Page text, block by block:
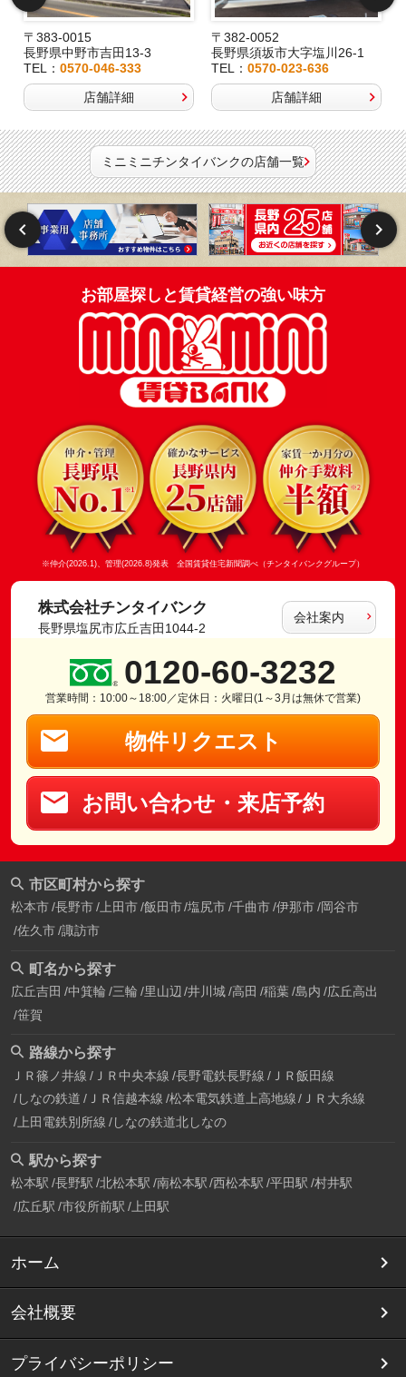
〒383-0015
長野県中野市吉田13-3
TEL： 0570-046-333
店舗詳細
〒382-0052
長野県須坂市大字塩川26-1
TEL：0570-023-636
店舗詳細
ミニミニチンタイバンクの店舗一覧
お部屋探しと賃貸経営の強い味方
※仲介(2026.1)、管理(2026.8)発表 全国賃貸住宅新聞調べ（チンタイバンクグループ）
株式会社チンタイバンク
長野県塩尻市広丘吉田1044-2
会社案内
0120-60-3232
営業時間：10:00～18:00／定休日：火曜日(1～3月は無休で営業)
物件リクエスト
お問い合わせ・来店予約
市区町村から探す
松本市 長野市 上田市 飯田市 塩尻市 千曲市 伊那市 岡谷市
佐久市 諏訪市
町名から探す
広丘吉田 中箕輪 三輪 里山辺 井川城 高田 稲葉 島内 広丘高出
笹賀
路線から探す
ＪＲ篠ノ井線 ＪＲ中央本線 長野電鉄長野線 ＪＲ飯田線
しなの鉄道 ＪＲ信越本線 松本電気鉄道上高地線
ＪＲ大糸線
上田電鉄別所線 しなの鉄道北しなの
駅から探す
松本駅 長野駅 北松本駅 南松本駅 西松本駅 平田駅 村井駅
広丘駅 市役所前駅 上田駅
ホーム
会社概要
プライバシーポリシー